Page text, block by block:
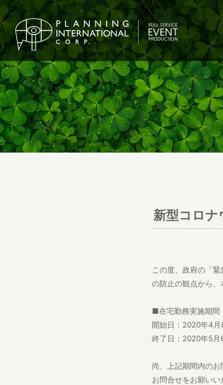
新型コロナ
この度、政府の「
の防止の観点から、
■在宅勤務実施期間
開始日：2020年4月
終了日：2020年5月
尚、上記期間内の
お問合せをお願い